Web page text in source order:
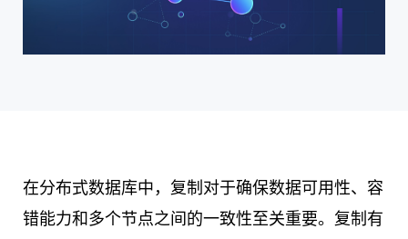
在分布式数据库中，复制对于确保数据可用性、容
错能力和多个节点之间的一致性至关重要。复制有